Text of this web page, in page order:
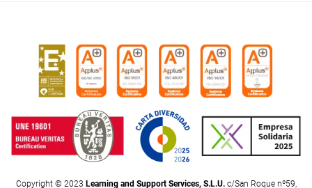
Copyright © 2023 Learning and Support Services, S.L.U.c/San Roque nº59,